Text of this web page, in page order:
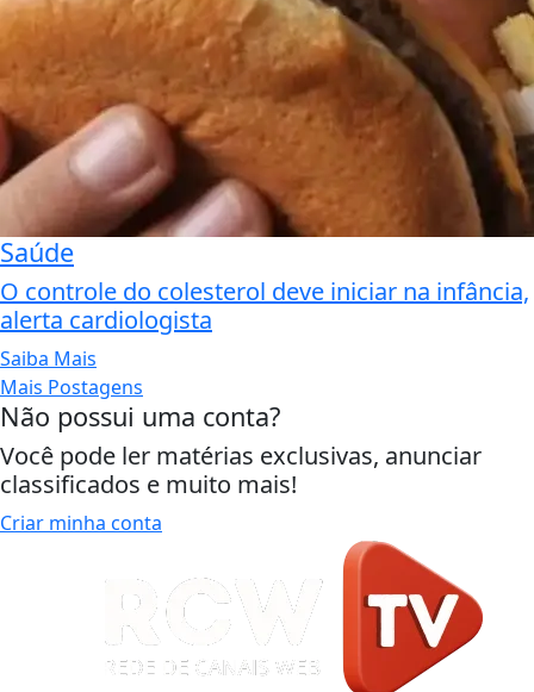
Saúde
O controle do colesterol deve iniciar na infância,
alerta cardiologista
Saiba Mais
Mais Postagens
Não possui uma conta?
Você pode ler matérias exclusivas, anunciar
classificados e muito mais!
Criar minha conta